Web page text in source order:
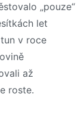
„pouze“
let
v roce
až
roste.